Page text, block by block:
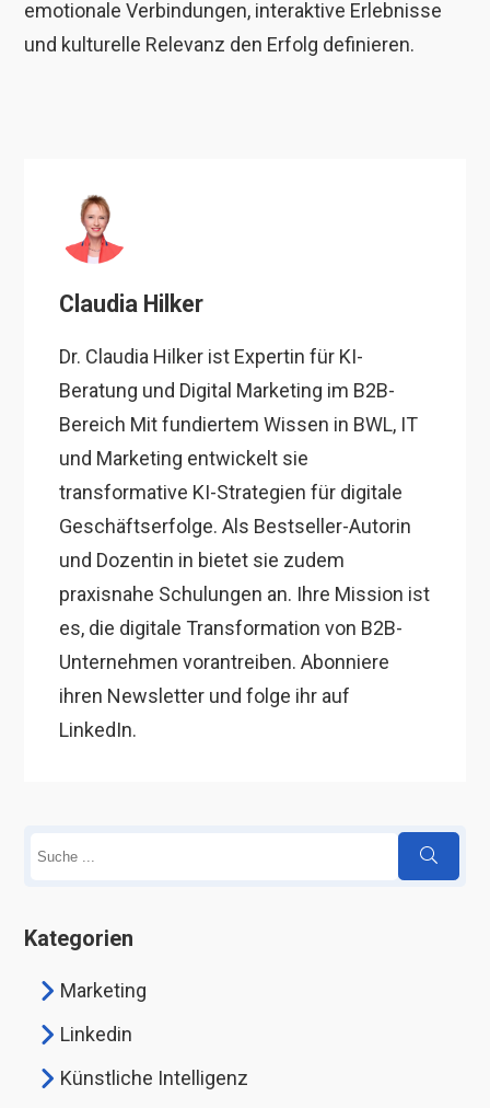
emotionale Verbindungen, interaktive Erlebnisse
und kulturelle Relevanz den Erfolg definieren.
Claudia Hilker
Dr. Claudia Hilker ist Expertin für KI-
Beratung und Digital Marketing im B2B-
Bereich Mit fundiertem Wissen in BWL, IT
und Marketing entwickelt sie
transformative KI-Strategien für digitale
Geschäftserfolge. Als Bestseller-Autorin
und Dozentin in bietet sie zudem
praxisnahe Schulungen an. Ihre Mission ist
es, die digitale Transformation von B2B-
Unternehmen vorantreiben. Abonniere
ihren Newsletter und folge ihr auf
LinkedIn.
Kategorien
Marketing
Linkedin
Künstliche Intelligenz